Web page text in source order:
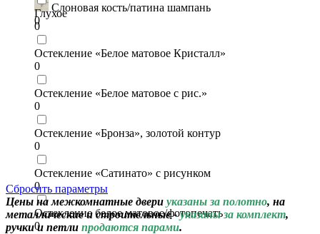
Слоновая кость/патина шампань
0
Глухое
0
Остекление «Белое матовое Кристалл»
0
Остекление «Белое матовое с рис.»
0
Остекление «Бронза», золотой контур
0
Остекление «Сатинато» c рисунком
0
Остекление белое матовое/фотопечать
0
Сбросить параметры
Цены на межкомнатные двери указаны за полотно, на
металлические и строительные -указаны за комплект,
ручки и петли продаются парами.